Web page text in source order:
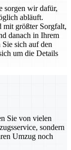
sorgen wir dafür,
abläuft.
mit größter Sorgfalt,
danach in Ihrem
sich auf den
um die Details
Sie von vielen
sondern
Umzug noch